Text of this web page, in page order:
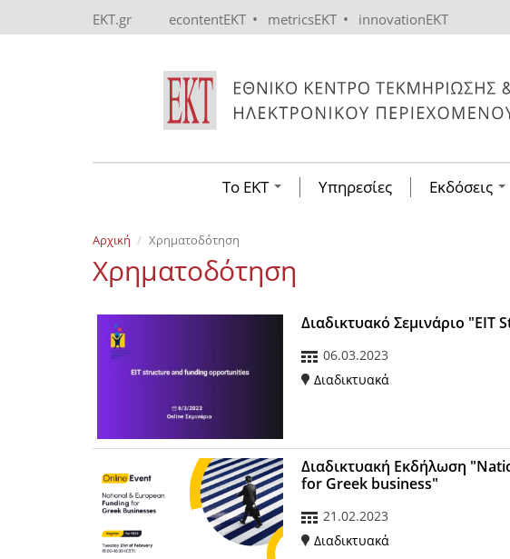
EKT.gr econtentEKT • metricsEKT • innovationEKT
Το ΕΚΤ Υπηρεσίες Εκδόσεις
Αρχική Χρηματοδότηση
Χρηματοδότηση
Διαδικτυακό Σεμινάριο
06.03.2023
Διαδικτυακά
Διαδικτυακή Εκδήλωση
for Greek business"
21.02.2023
Διαδικτυακά